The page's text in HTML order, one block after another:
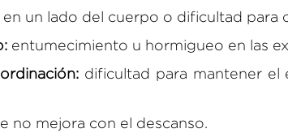
un lado del cuerpo o dificultad para
entumecimiento u hormigueo en las
dificultad para mantener
no mejora con el descanso.